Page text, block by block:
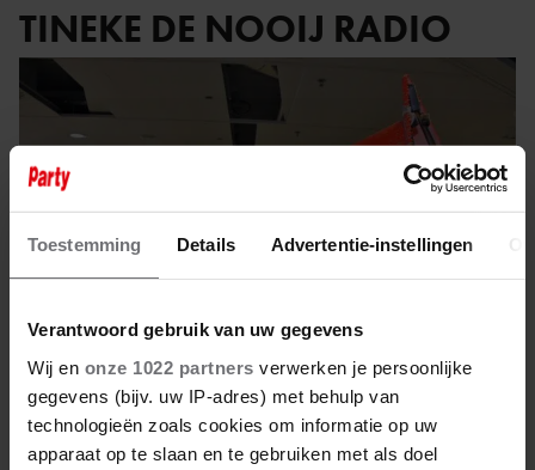
Toestemming Details Advertentie-instellingen
Verantwoord gebruik van uw gegevens
Wij en onze 1022 partners verwerken je persoonlijke
gegevens (bijv. uw IP-adres) met behulp van
technologieën zoals cookies om informatie op uw
apparaat op te slaan en te gebruiken met als doel
TINEKE DE NOOIJ RADIO
17 april 2024